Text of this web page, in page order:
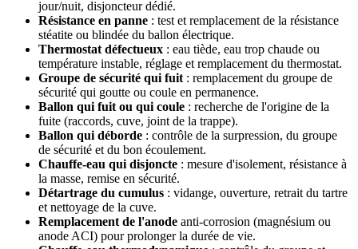
jour/nuit, disjoncteur dédié.
Résistance en panne : test et remplacement de la résistance
stéatite ou blindée du ballon électrique.
Thermostat défectueux : eau tiède, eau trop chaude ou
température instable, réglage et remplacement du thermostat.
Groupe de sécurité qui fuit : remplacement du groupe de
sécurité qui goutte ou coule en permanence.
Ballon qui fuit ou qui coule : recherche de l'origine de la
fuite (raccords, cuve, joint de la trappe).
Ballon qui déborde : contrôle de la surpression, du groupe
de sécurité et du bon écoulement.
Chauffe-eau qui disjoncte : mesure d'isolement, résistance à
la masse, remise en sécurité.
Détartrage du cumulus : vidange, ouverture, retrait du tartre
et nettoyage de la cuve.
Remplacement de l'anode anti-corrosion (magnésium ou
anode ACI) pour prolonger la durée de vie.